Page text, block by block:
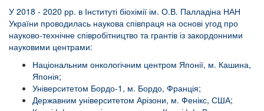
У 2018 - 2020 рр. в Інституті біохімії ім. О.В. Палладіна НАН
України проводилась наукова співпраця на основі угод про
науково-технічне співробітництво та грантів із закордонними
науковими центрами:
Національним онкологічним центром Японії, м. Кашина,
Японія;
Університетом Бордо-1, м. Бордо, Франція;
Державним університетом Арізони, м. Фенікс, США;